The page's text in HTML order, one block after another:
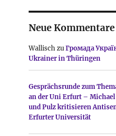
Neue Kommentare
WallischzuГромада
Ukrainer in Thüringen
Gesprächsrunde zum
an der Uni Erfurt – Michael
und Pulz kritisieren
Erfurter Universität